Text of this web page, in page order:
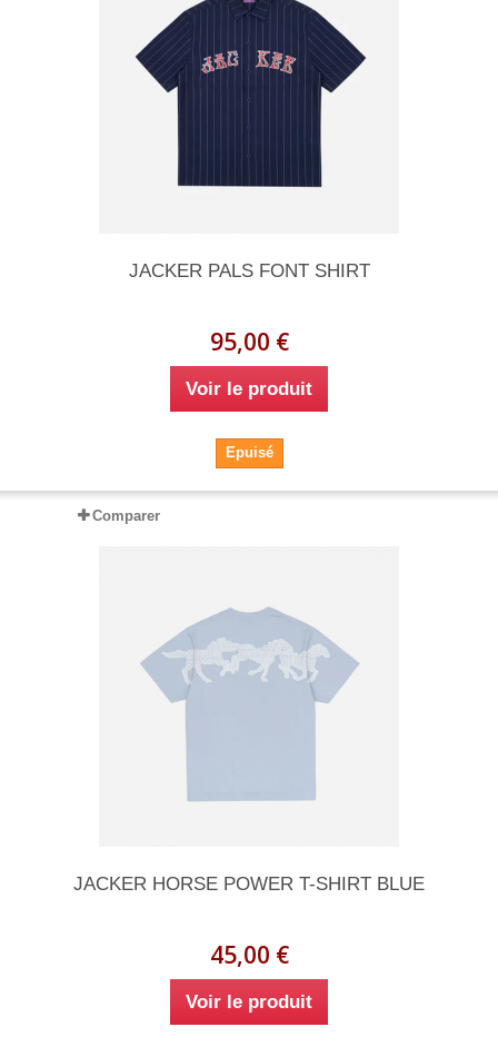
JACKER PALS FONT SHIRT
95,00 €
Voir le produit
Epuisé
Comparer
JACKER HORSE POWER T-SHIRT BLUE
45,00 €
Voir le produit